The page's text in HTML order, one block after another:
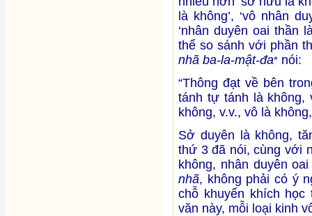
là không’, ‘vô nhân
‘nhân duyên oai thần
thể so sánh với phần
nhã ba-la-mật-đa* nói:
“Thông đạt về bên
tánh tự tánh là không,
không, v.v., vô là không,
Sở duyên là không,
thứ 3 đã nói, cùng với
không, nhân duyên
nhã, không phải có ý
chỗ khuyến khích
văn này, mỗi loại kinh